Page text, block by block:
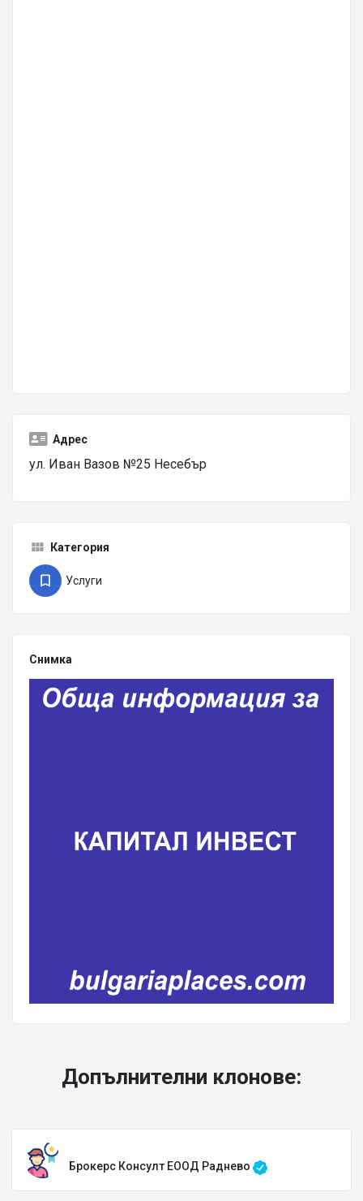
Адрес
ул. Иван Вазов №25 Несебър
Категория
Услуги
Снимка
Допълнителни клонове:
Брокерс Консулт ЕООД Раднево